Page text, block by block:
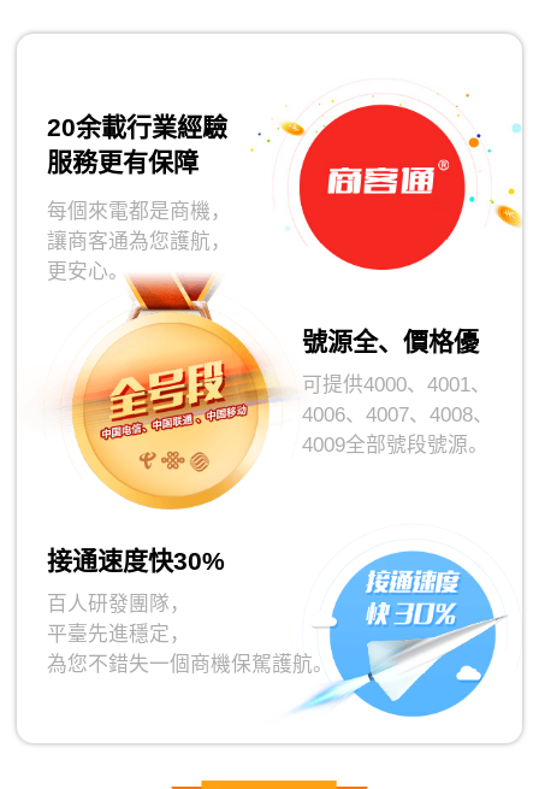
20余載行業經驗
服務更有保障
每個來電都是商機，
讓商客通為您護航，
更安心。
號源全、價格優
可提供4000、4001、
4006、4007、4008、
4009全部號段號源。
接通速度快30%
百人研發團隊，
平臺先進穩定，
為您不錯失一個商機保駕護航。